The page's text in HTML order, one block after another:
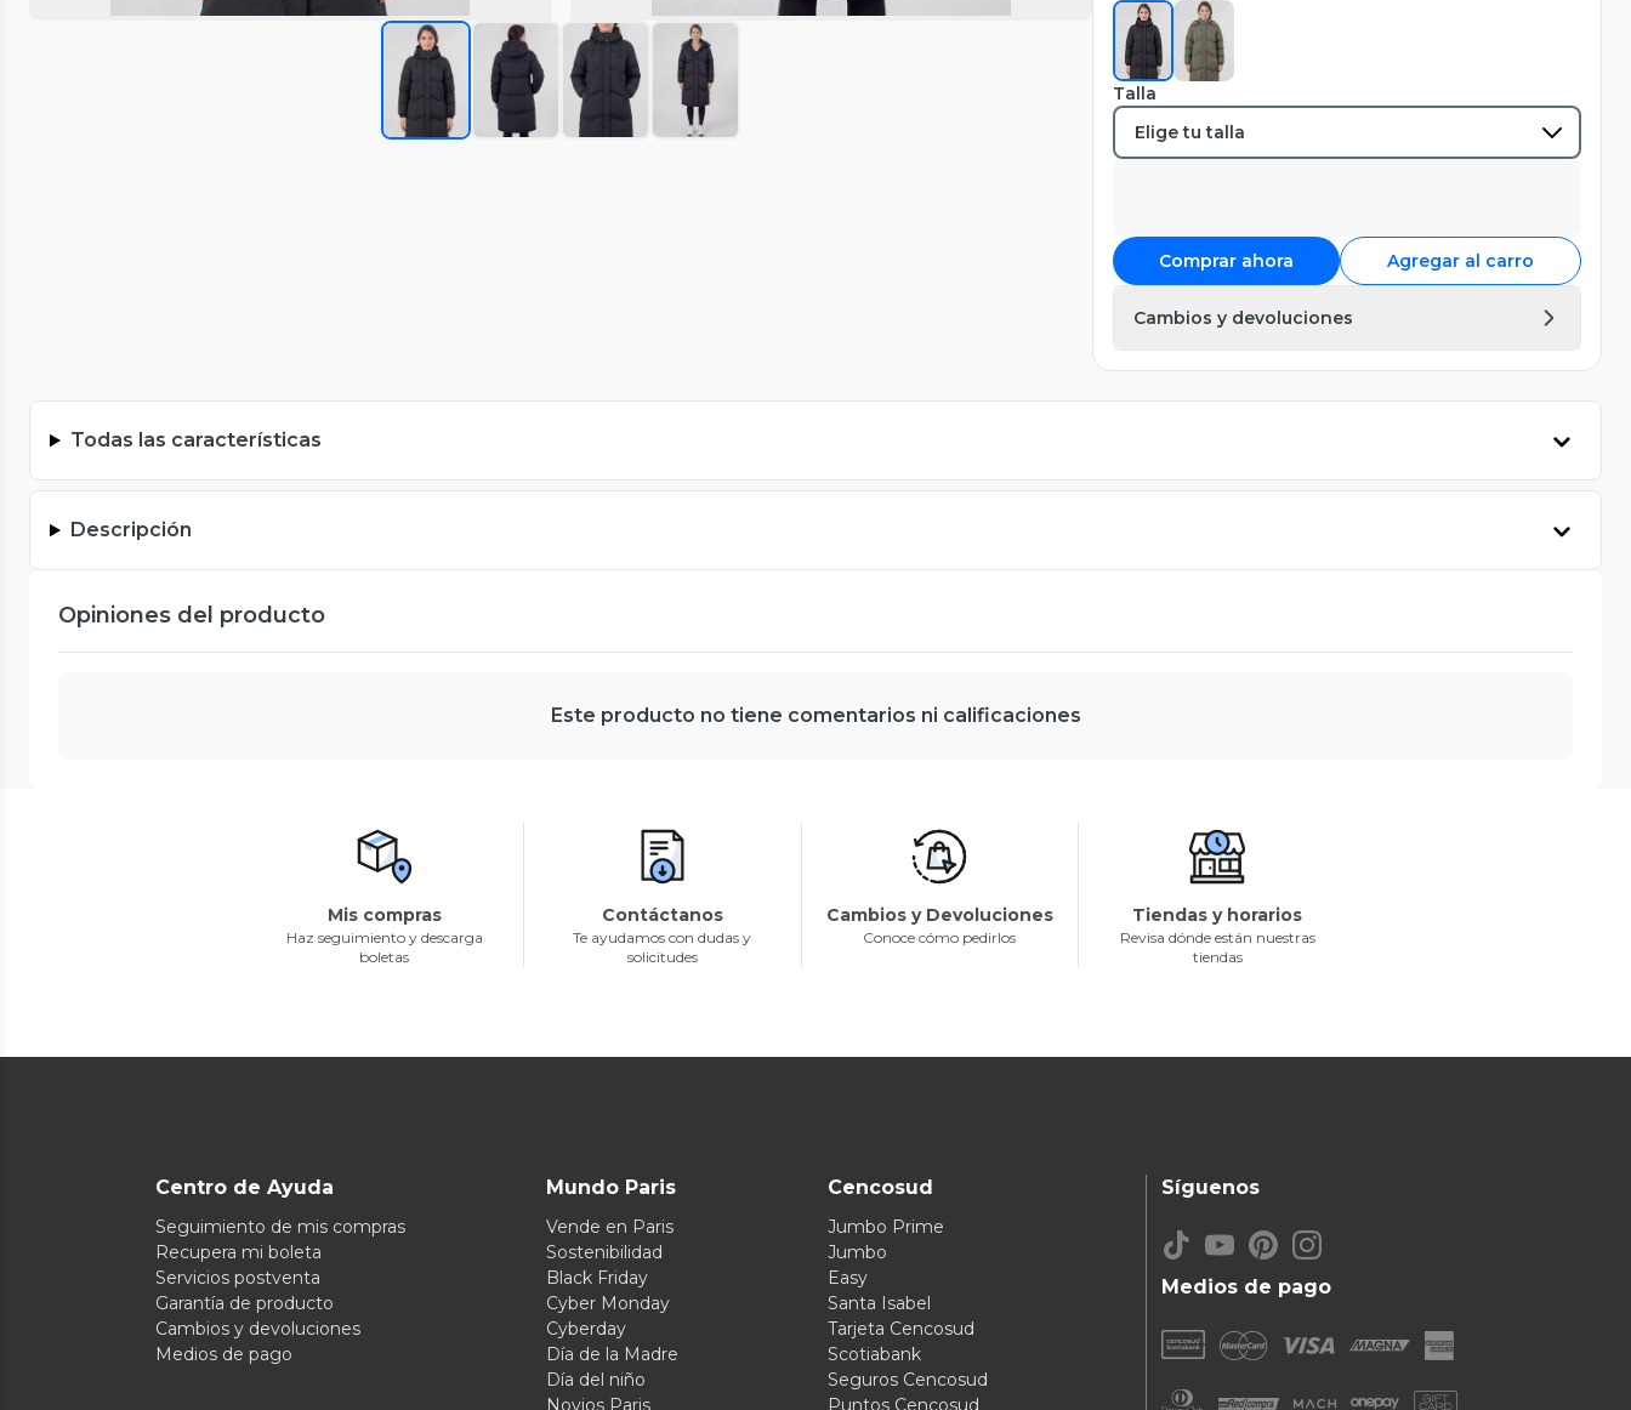
Talla
Comprar ahora Agregar al carro
Cambios y devoluciones
Todas las características
Descripción
Opiniones del producto
Este producto no tiene comentarios ni calificaciones
Mis compras
Haz seguimiento y descarga
boletas
Contáctanos
Te ayudamos con dudas y
solicitudes
Cambios y Devoluciones
Conoce cómo pedirlos
Tiendas y horarios
Revisa dónde están nuestras
tiendas
Centro de Ayuda
Seguimiento de mis compras
Recupera mi boleta
Servicios postventa
Garantía de producto
Cambios y devoluciones
Medios de pago
Mundo Paris
Vende en Paris
Sostenibilidad
Black Friday
Cyber Monday
Cyberday
Día de la Madre
Día del niño
Novios Paris
Cencosud
Jumbo Prime
Jumbo
Easy
Santa Isabel
Tarjeta Cencosud
Scotiabank
Seguros Cencosud
Puntos Cencosud
Medios de pago
Síguenos